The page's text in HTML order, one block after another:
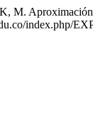
Aproximación
index.php/